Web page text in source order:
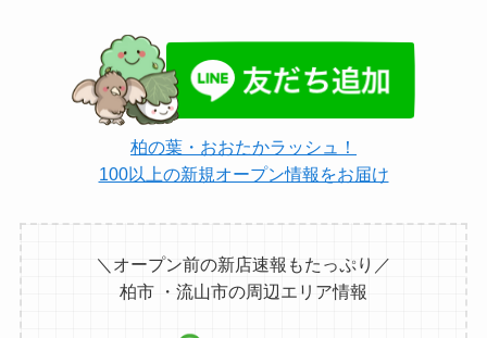
柏の葉・おおたかラッシュ！
100以上の新規オープン情報をお届け
＼オープン前の新店速報もたっぷり／
柏市 ・流山市の周辺エリア情報